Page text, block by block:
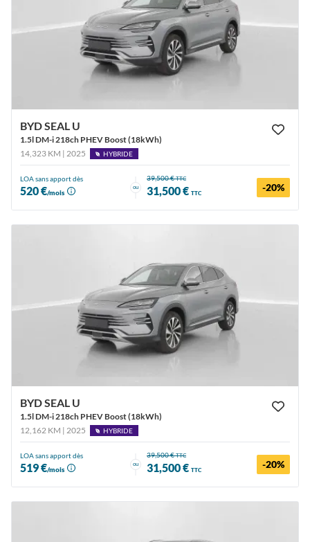
BYD SEAL U
1.5l DM-i 218ch PHEV Boost (18kWh)
14,323 KM | 2025
HYBRIDE
LOA sans apport dès
520 €/mois
ou
39,500 €TTC
31,500 € TTC -20%
BYD SEAL U
1.5l DM-i 218ch PHEV Boost (18kWh)
12,162 KM | 2025
HYBRIDE
LOA sans apport dès
519 €/mois
ou
39,500 €TTC
31,500 € TTC -20%